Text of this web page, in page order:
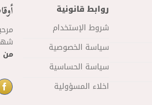
روابط قانونية
شروط الإستخدام
سياسة الخصوصية
سياسة الحساسية
اخلاء المسؤولية
من 11 صباحا